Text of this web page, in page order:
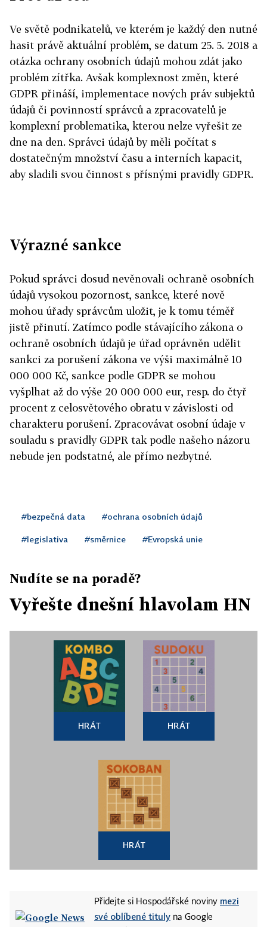
Ve světě podnikatelů, ve kterém je každý den nutné
hasit právě aktuální problém, se datum 25. 5. 2018 a
otázka ochrany osobních údajů mohou zdát jako
problém zítřka. Avšak komplexnost změn, které
GDPR přináší, implementace nových práv subjektů
údajů či povinností správců a zpracovatelů je
komplexní problematika, kterou nelze vyřešit ze
dne na den. Správci údajů by měli počítat s
dostatečným množství času a interních kapacit,
aby sladili svou činnost s přísnými pravidly GDPR.
Výrazné sankce
Pokud správci dosud nevěnovali ochraně osobních
údajů vysokou pozornost, sankce, které nově
mohou úřady správcům uložit, je k tomu téměř
jistě přinutí. Zatímco podle stávajícího zákona o
ochraně osobních údajů je úřad oprávněn udělit
sankci za porušení zákona ve výši maximálně 10
000 000 Kč, sankce podle GDPR se mohou
vyšplhat až do výše 20 000 000 eur, resp. do čtyř
procent z celosvětového obratu v závislosti od
charakteru porušení. Zpracovávat osobní údaje v
souladu s pravidly GDPR tak podle našeho názoru
nebude jen podstatné, ale přímo nezbytné.
#bezpečná data #ochrana osobních údajů
#legislativa #směrnice #Evropská unie
Nudíte se na poradě?
Vyřešte dnešní hlavolam HN
HRÁT HRÁT
HRÁT
Přidejte si Hospodářské noviny mezi
své oblíbené tituly na Google